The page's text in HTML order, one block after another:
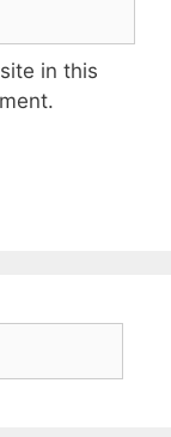
in this